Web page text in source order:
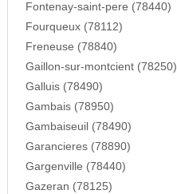
Fontenay-saint-pere (78440)
Fourqueux (78112)
Freneuse (78840)
Gaillon-sur-montcient (78250)
Galluis (78490)
Gambais (78950)
Gambaiseuil (78490)
Garancieres (78890)
Gargenville (78440)
Gazeran (78125)